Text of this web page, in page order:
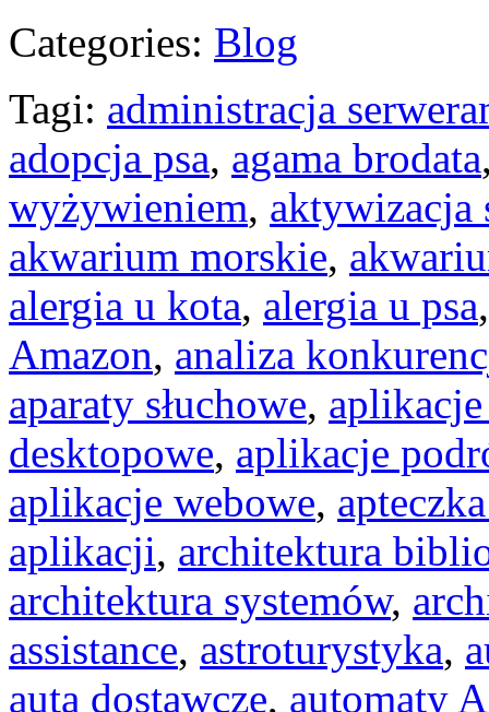
Categories: Blog
Tagi: administracja
adopcja psa, agama brodata
wyżywieniem, aktywizacja
akwarium morskie,
alergia u kota, alergia u psa
Amazon, analiza
aparaty słuchowe,
desktopowe, aplikacje
aplikacje webowe,
aplikacji, architektura
architektura systemów,
assistance, astroturystyka,
auta dostawcze, automaty